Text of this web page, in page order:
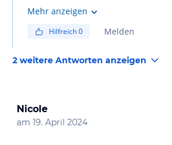
Mehr anzeigen
Hilfreich0 Melden
2 weitere Antworten anzeigen
Nicole
am 19. April 2024